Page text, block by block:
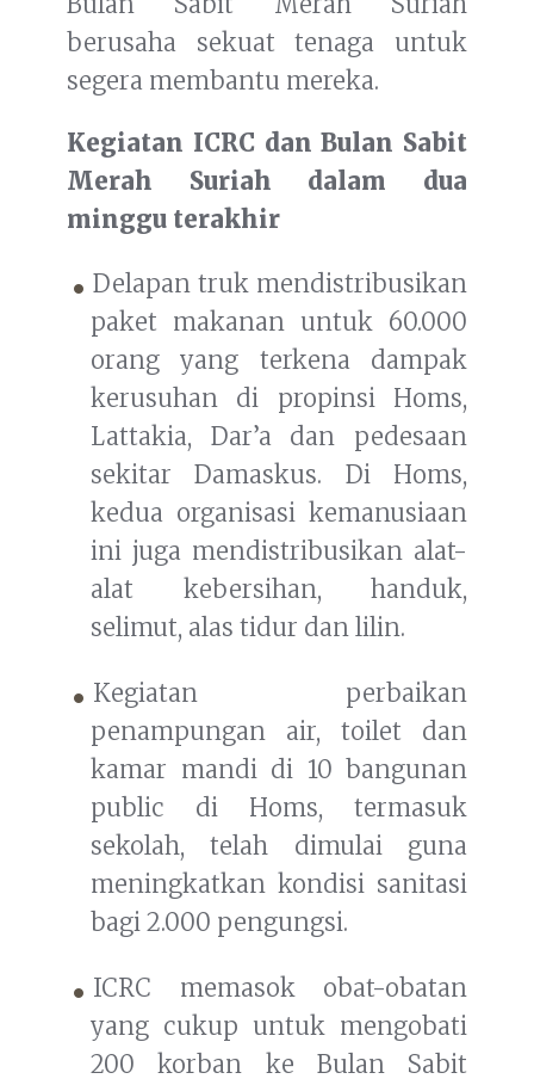
berusaha sekuat tenaga untuk
segera membantu mereka.
Kegiatan ICRC dan Bulan Sabit
Merah Suriah dalam dua
minggu terakhir
Delapan truk mendistribusikan
paket makanan untuk 60.000
orang yang terkena dampak
kerusuhan di propinsi Homs,
Lattakia, Dar’a dan pedesaan
sekitar Damaskus. Di Homs,
kedua organisasi kemanusiaan
ini juga mendistribusikan alat-
alat kebersihan, handuk,
selimut, alas tidur dan lilin.
Kegiatan perbaikan
penampungan air, toilet dan
kamar mandi di 10 bangunan
public di Homs, termasuk
sekolah, telah dimulai guna
meningkatkan kondisi sanitasi
bagi 2.000 pengungsi.
ICRC memasok obat-obatan
yang cukup untuk mengobati
200 korban ke Bulan Sabit